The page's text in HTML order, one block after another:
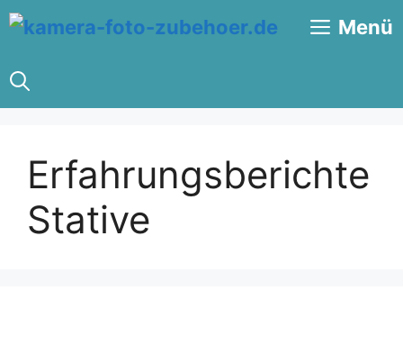
Zum
springen
Menü
Erfahrungsberichte
Stative